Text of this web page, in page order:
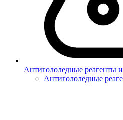
Антигололедные реагенты
Антигололедные